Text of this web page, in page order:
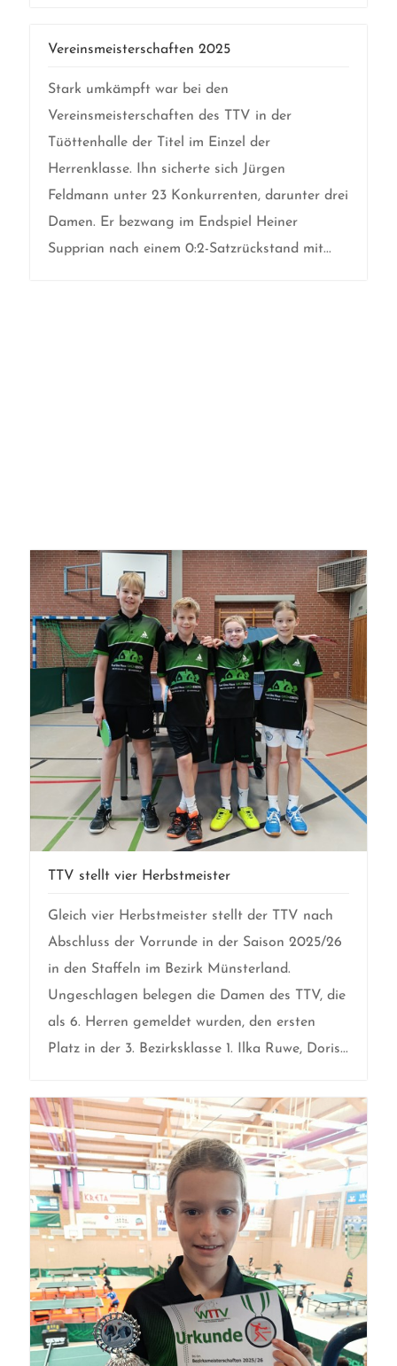
Vereinsmeisterschaften 2025
Stark umkämpft war bei den
Vereinsmeisterschaften des TTV in der
Tüöttenhalle der Titel im Einzel der
Herrenklasse. Ihn sicherte sich Jürgen
Feldmann unter 23 Konkurrenten, darunter drei
Damen. Er bezwang im Endspiel Heiner
Supprian nach einem 0:2-Satzrückstand mit...
TTV stellt vier Herbstmeister
Gleich vier Herbstmeister stellt der TTV nach
Abschluss der Vorrunde in der Saison 2025/26
in den Staffeln im Bezirk Münsterland.
Ungeschlagen belegen die Damen des TTV, die
als 6. Herren gemeldet wurden, den ersten
Platz in der 3. Bezirksklasse 1. Ilka Ruwe, Doris...